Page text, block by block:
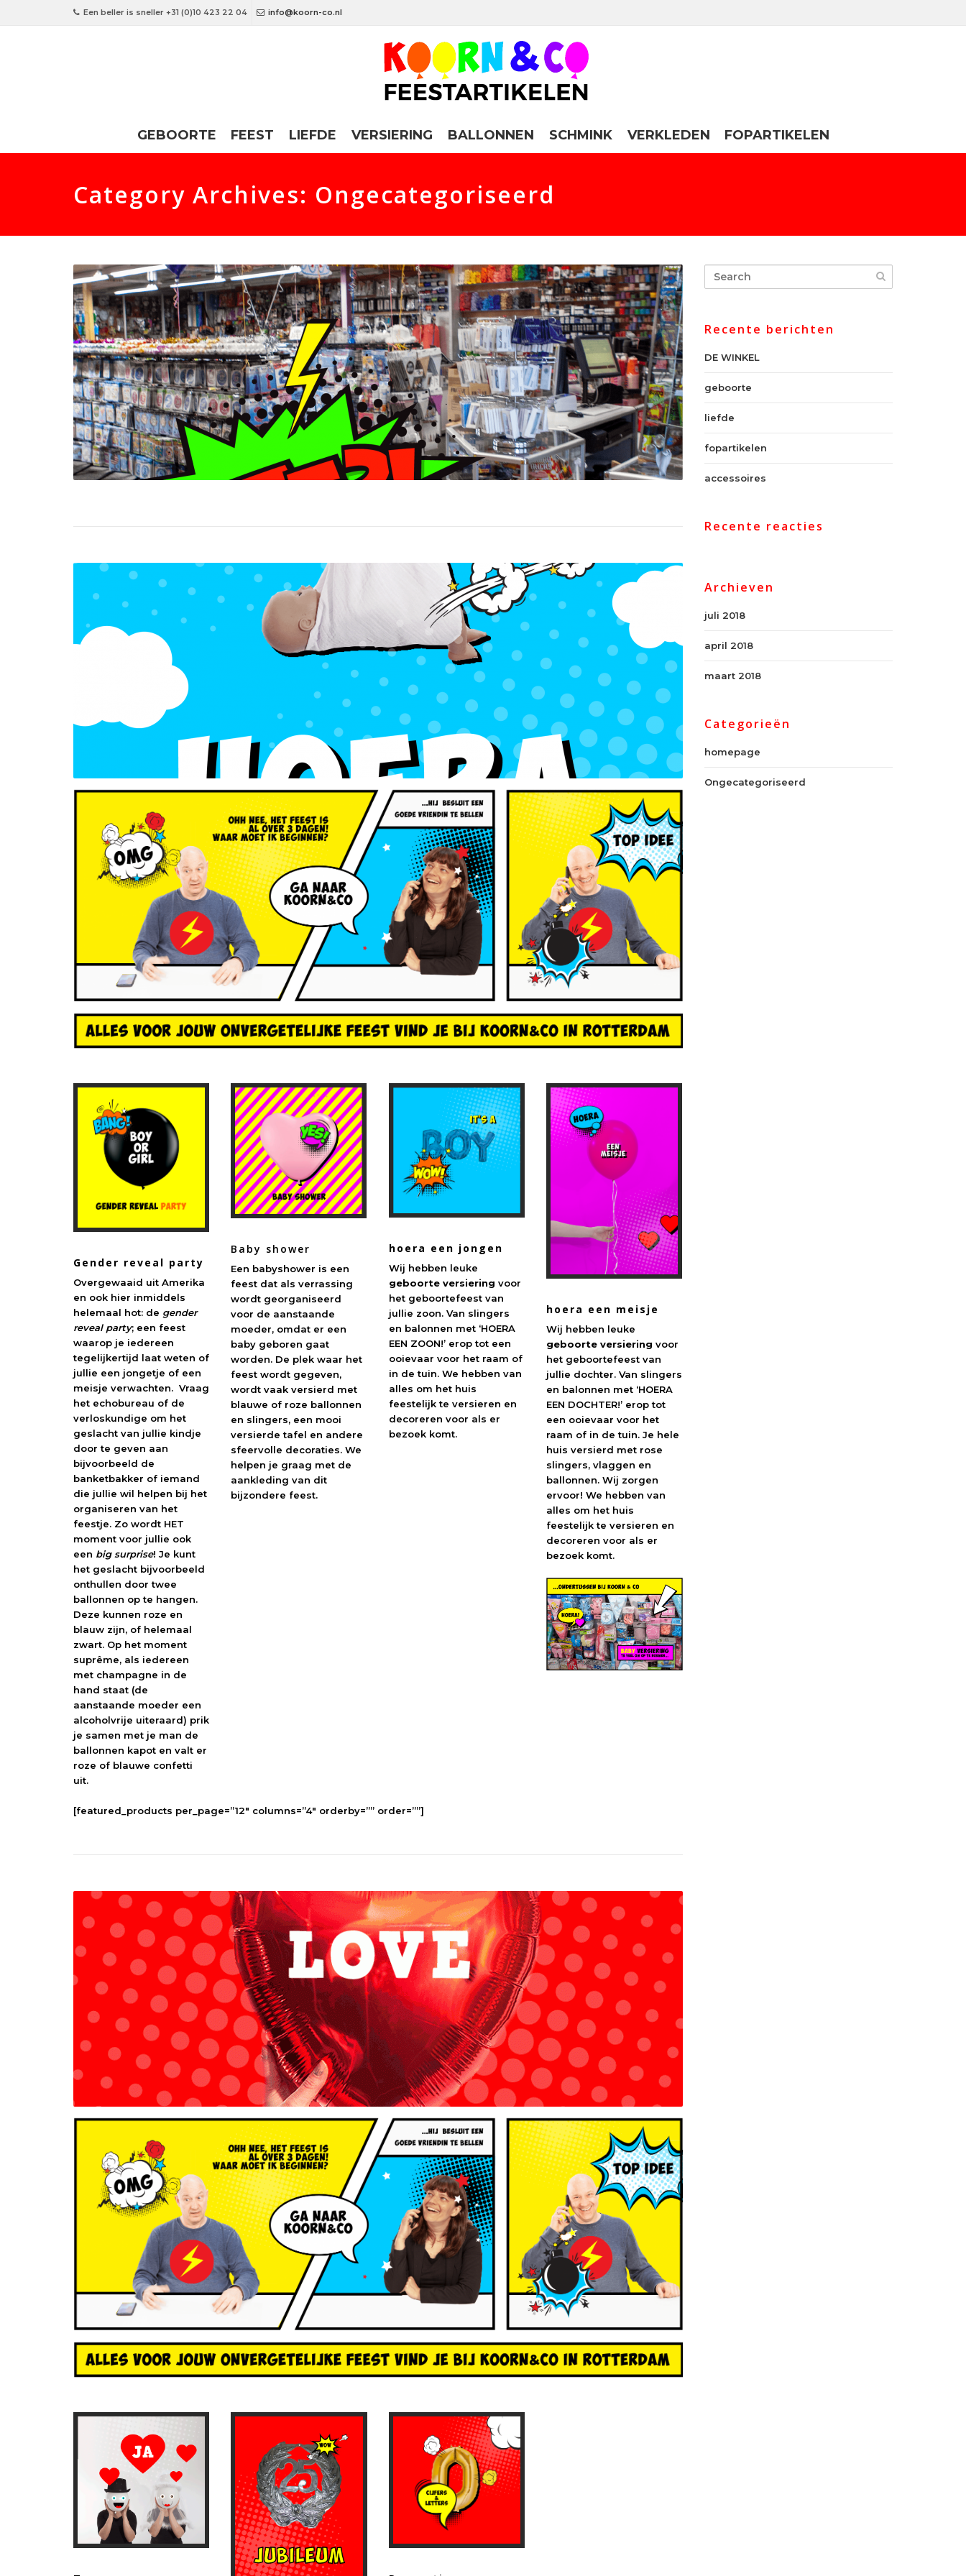
Een beller is sneller +31 (0)10 423 22 04 info@koorn-co.nl
GEBOORTE FEEST LIEFDE VERSIERING BALLONNEN SCHMINK VERKLEDEN FOPARTIKELEN
Category Archives: Ongecategoriseerd
Gender reveal party
Overgewaaid uit Amerika
en ook hier inmiddels
helemaal hot: de gender
reveal party; een feest
waarop je iedereen
tegelijkertijd laat weten of
jullie een jongetje of een
meisje verwachten. Vraag
het echobureau of de
verloskundige om het
geslacht van jullie kindje
door te geven aan
bijvoorbeeld de
banketbakker of iemand
die jullie wil helpen bij het
organiseren van het
feestje. Zo wordt HET
moment voor jullie ook
een big surprise! Je kunt
het geslacht bijvoorbeeld
onthullen door twee
ballonnen op te hangen.
Deze kunnen roze en
blauw zijn, of helemaal
zwart. Op het moment
suprême, als iedereen
met champagne in de
hand staat (de
aanstaande moeder een
alcoholvrije uiteraard) prik
je samen met je man de
ballonnen kapot en valt er
roze of blauwe confetti
uit.
Baby shower
Een babyshower is een
feest dat als verrassing
wordt georganiseerd
voor de aanstaande
moeder, omdat er een
baby geboren gaat
worden. De plek waar het
feest wordt gegeven,
wordt vaak versierd met
blauwe of roze ballonnen
en slingers, een mooi
versierde tafel en andere
sfeervolle decoraties. We
helpen je graag met de
aankleding van dit
bijzondere feest.
hoera een jongen
Wij hebben leuke
geboorte versiering voor
het geboortefeest van
jullie zoon. Van slingers
en balonnen met ‘HOERA
EEN ZOON!’ erop tot een
ooievaar voor het raam of
in de tuin. We hebben van
alles om het huis
feestelijk te versieren en
decoreren voor als er
bezoek komt.
hoera een meisje
Wij hebben leuke
geboorte versiering voor
het geboortefeest van
jullie dochter. Van slingers
en balonnen met ‘HOERA
EEN DOCHTER!’ erop tot
een ooievaar voor het
raam of in de tuin. Je hele
huis versierd met rose
slingers, vlaggen en
ballonnen. Wij zorgen
ervoor! We hebben van
alles om het huis
feestelijk te versieren en
decoreren voor als er
bezoek komt.
[featured_products per_page=”12″ columns=”4″ orderby=”” order=””]
Recente berichten
DE WINKEL
geboorte
liefde
fopartikelen
accessoires
Recente reacties
Archieven
juli 2018
april 2018
maart 2018
Categorieën
homepage
Ongecategoriseerd